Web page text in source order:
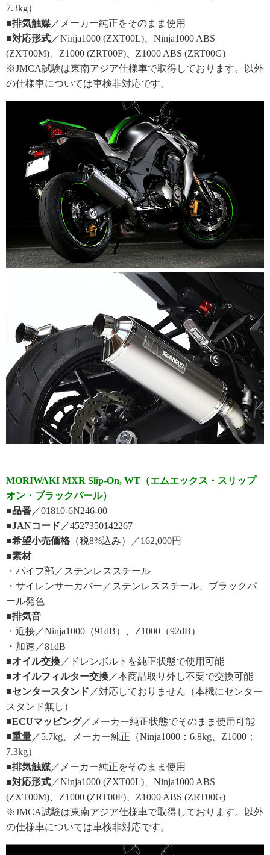
7.3kg）
■排気触媒 ／メーカー純正をそのまま使用
■対応形式 ／Ninja1000 (ZXT00L)、Ninja1000 ABS
(ZXT00M)、Z1000 (ZRT00F)、Z1000 ABS (ZRT00G)
※JMCA試験は東南アジア仕様車で取得しております。以外
の仕様車については車検非対応です。
MORIWAKI MXR Slip-On, WT（エムエックス・スリップ
オン・ブラックパール）
■品番 ／01810-6N246-00
■JANコード ／4527350142267
■希望小売価格 （税8%込み）／162,000円
■素材
・パイプ部／ステンレススチール
・サイレンサーカバー／ステンレススチール、ブラックパ
ール発色
■排気音
・近接／Ninja1000（91dB）、Z1000（92dB）
・加速／81dB
■オイル交換 ／ドレンボルトを純正状態で使用可能
■オイルフィルター交換 ／本商品取り外し不要で交換可能
■センタースタンド ／対応しておりません（本機にセンター
スタンド無し）
■ECUマッピング／メーカー純正状態でそのまま使用可能
■重量 ／5.7kg、メーカー純正（Ninja1000：6.8kg、Z1000：
7.3kg）
■排気触媒 ／メーカー純正をそのまま使用
■対応形式 ／Ninja1000 (ZXT00L)、Ninja1000 ABS
(ZXT00M)、Z1000 (ZRT00F)、Z1000 ABS (ZRT00G)
※JMCA試験は東南アジア仕様車で取得しております。以外
の仕様車については車検非対応です。